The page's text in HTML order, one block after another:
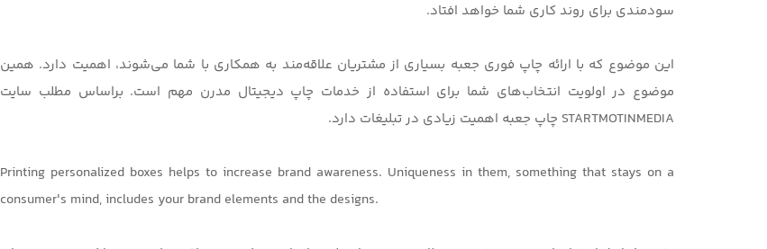
سودمندی برای روند کاری شما خواهد افتاد.
این موضوع که با ارائه چاپ فوری جعبه بسیاری از مشتریان علاقه‌مند به همکاری با شما می‌شوند، اهمیت دارد. همین
موضوع در اولویت انتخاب‌های شما برای استفاده از خدمات چاپ دیجیتال مدرن مهم است. براساس مطلب سایت
STARTMOTINMEDIA چاپ جعبه اهمیت زیادی در تبلیغات دارد.
Printing personalized boxes helps to increase brand awareness. Uniqueness in them, something that stays on a
consumer's mind, includes your brand elements and the designs.